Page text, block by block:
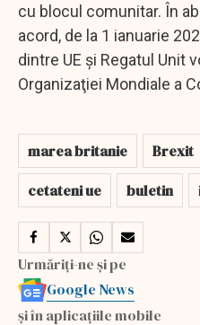
cu blocul comunitar. În
acord, de la 1 ianuarie
dintre UE şi Regatul Unit
Organizaţiei Mondiale a
marea britanie Brexit
cetateni ue
buletin
Urmăriți-ne și pe
Google News
și în aplicațiile mobile